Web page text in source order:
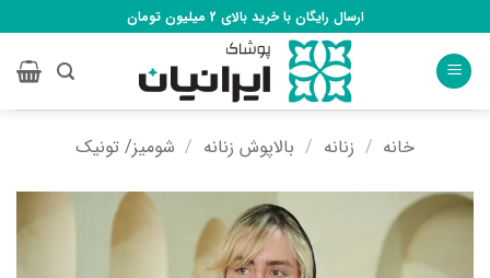
to
content
ارسال رایگان با خرید بالای 2 میلیون تومان
خانه / زنانه / بالاپوش زنانه / شومیز/ تونیک